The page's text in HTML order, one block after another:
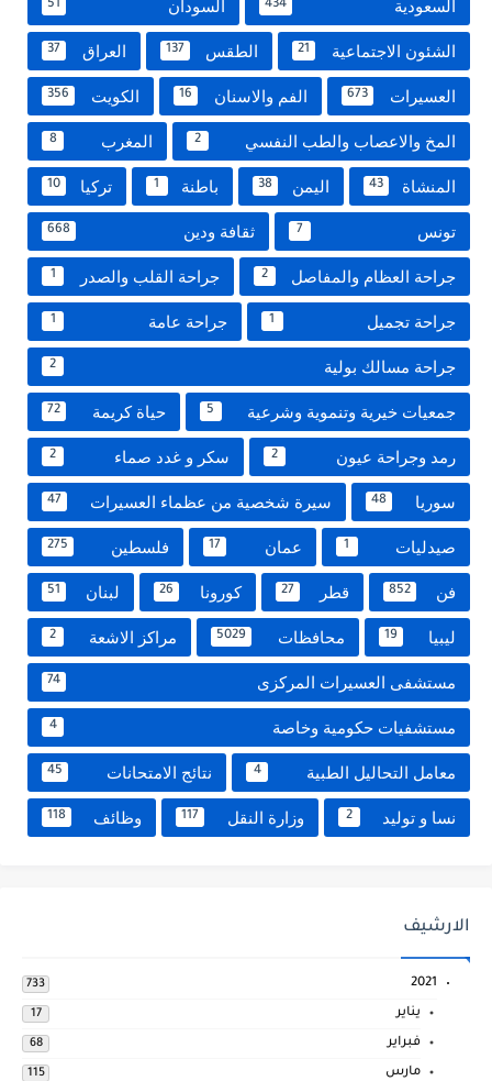
السعودية 434 السودان 51
الشئون الاجتماعية 21 الطقس 137 العراق 37
العسيرات 673 الفم والاسنان 16 الكويت 356
المخ والاعصاب والطب النفسي 2 المغرب 8
المنشاة 43 اليمن 38 باطنة 1 تركيا 10
تونس 7 ثقافة ودين 668
جراحة العظام والمفاصل 2 جراحة القلب والصدر 1
جراحة تجميل 1 جراحة عامة 1
جراحة مسالك بولية 2
جمعيات خيرية وتنموية وشرعية 5 حياة كريمة 72
رمد وجراحة عيون 2 سكر و غدد صماء 2
سوريا 48 سيرة شخصية من عظماء العسيرات 47
صيدليات 1 عمان 17 فلسطين 275
فن 852 قطر 27 كورونا 26 لبنان 51
ليبيا 19 محافظات 5029 مراكز الاشعة 2
مستشفى العسيرات المركزى 74
مستشفيات حكومية وخاصة 4
معامل التحاليل الطبية 4 نتائج الامتحانات 45
نسا و توليد 2 وزارة النقل 117 وظائف 118
الارشيف
2021
733
يناير 17
فبراير 68
مارس 115